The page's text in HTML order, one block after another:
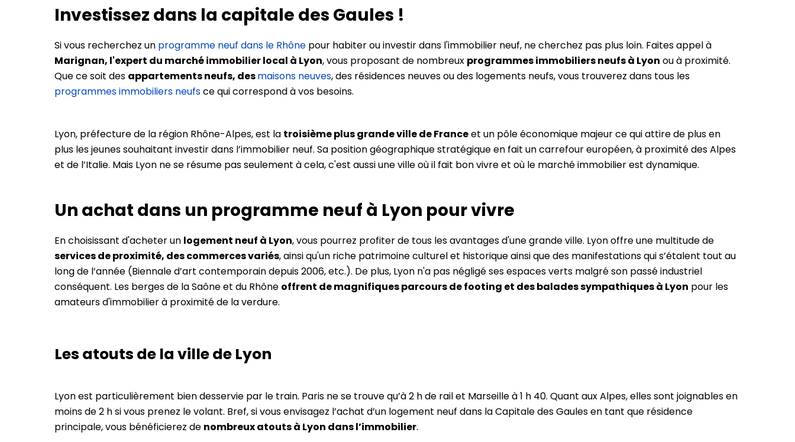
Investissez dans la capitale des Gaules !
Si vous recherchez un programme neuf dans le Rhône pour habiter ou investir dans l'immobilier neuf, ne cherchez pas plus loin. Faites appel à
Marignan, l'expert du marché immobilier local à Lyon, vous proposant de nombreux programmes immobiliers neufs à Lyon ou à proximité.
Que ce soit des appartements neufs, desmaisons neuves, des résidences neuves ou des logements neufs, vous trouverez dans tous les
programmes immobiliers neufsce qui correspond à vos besoins.
Lyon, préfecture de la région Rhône-Alpes, est la troisième plus grande ville de Franceet un pôle économique majeur ce qui attire de plus en
plus les jeunes souhaitant investir dans l’immobilier neuf. Sa position géographique stratégique en fait un carrefour européen, à proximité des Alpes
et de l’Italie. Mais Lyon ne se résume pas seulement à cela, c'est aussi une ville où il fait bon vivre et où le marché immobilier est dynamique.
Un achat dans un programme neuf à Lyon pour vivre
En choisissant d'acheter un logement neuf à Lyon, vous pourrez profiter de tous les avantages d'une grande ville. Lyon offre une multitude de
services de proximité, des commerces variés, ainsi qu'un riche patrimoine culturel et historique ainsi que des manifestations qui s’étalent tout au
long de l’année (Biennale d’art contemporain depuis 2006, etc.). De plus, Lyon n'a pas négligé ses espaces verts malgré son passé industriel
conséquent. Les berges de la Saône et du Rhône offrent de magnifiques parcours de footing et des balades sympathiques à Lyon pour les
amateurs d'immobilier à proximité de la verdure.
Les atouts de la ville de Lyon
Lyon est particulièrement bien desservie par le train. Paris ne se trouve qu’à 2 h de rail et Marseille à 1 h 40. Quant aux Alpes, elles sont joignables en
moins de 2 h si vous prenez le volant. Bref, si vous envisagez l’achat d’un logement neuf dans la Capitale des Gaules en tant que résidence
principale, vous bénéficierez de nombreux atouts à Lyon dans l’immobilier.